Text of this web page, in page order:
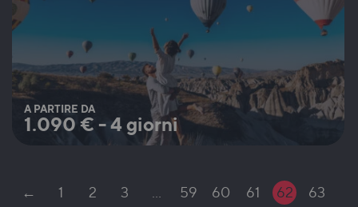
A PARTIRE DA
1.090 € -4 giorni
← 1 2 3 59 60 61 62
63